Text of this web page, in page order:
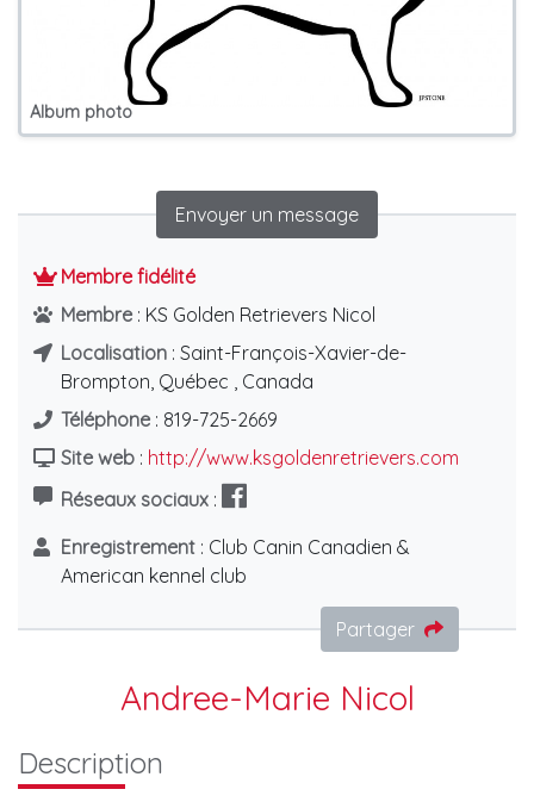
Album photo
Envoyer un message
Membre fidélité
Membre : KS Golden Retrievers Nicol
Localisation : Saint-François-Xavier-de-
Brompton, Québec , Canada
Téléphone : 819-725-2669
Site web : http://www.ksgoldenretrievers.com
Réseaux sociaux :
Enregistrement : Club Canin Canadien &
American kennel club
Partager
Andree-Marie Nicol
Description